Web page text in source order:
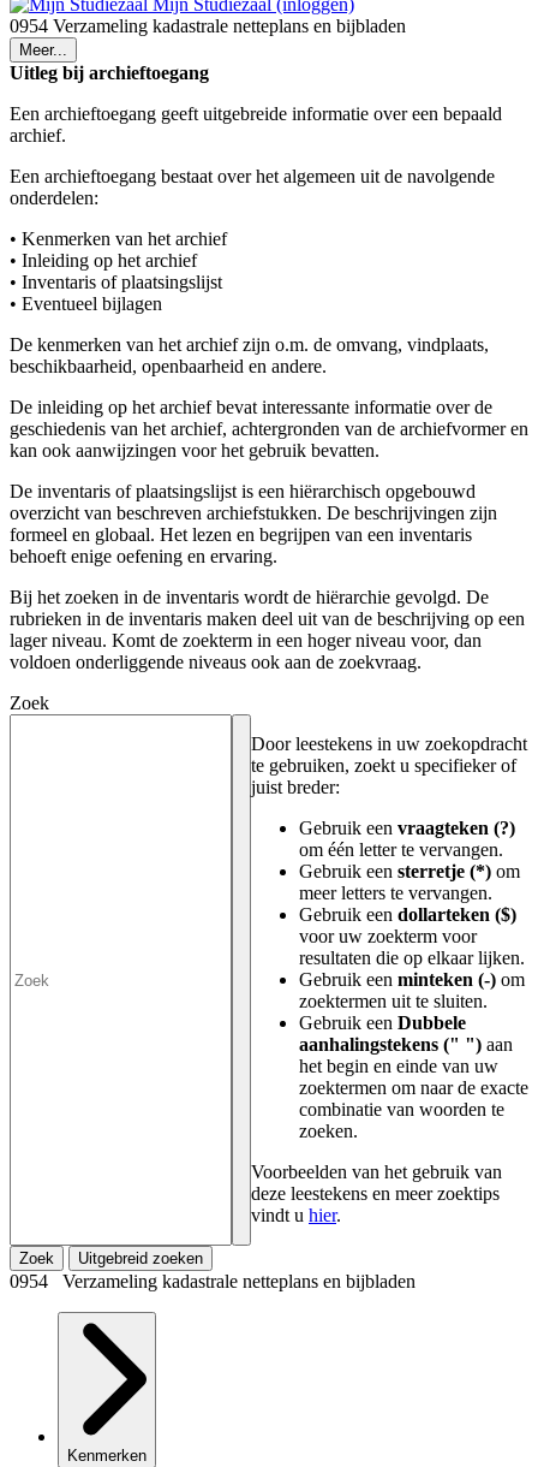
Mijn Studiezaal (inloggen)
0954 Verzameling kadastrale netteplans en bijbladen
Meer...
Uitleg bij archieftoegang
Een archieftoegang geeft uitgebreide informatie over een bepaald
archief.
Een archieftoegang bestaat over het algemeen uit de navolgende
onderdelen:
• Kenmerken van het archief
• Inleiding op het archief
• Inventaris of plaatsingslijst
• Eventueel bijlagen
De kenmerken van het archief zijn o.m. de omvang, vindplaats,
beschikbaarheid, openbaarheid en andere.
De inleiding op het archief bevat interessante informatie over de
geschiedenis van het archief, achtergronden van de archiefvormer en
kan ook aanwijzingen voor het gebruik bevatten.
De inventaris of plaatsingslijst is een hiërarchisch opgebouwd
overzicht van beschreven archiefstukken. De beschrijvingen zijn
formeel en globaal. Het lezen en begrijpen van een inventaris
behoeft enige oefening en ervaring.
Bij het zoeken in de inventaris wordt de hiërarchie gevolgd. De
rubrieken in de inventaris maken deel uit van de beschrijving op een
lager niveau. Komt de zoekterm in een hoger niveau voor, dan
voldoen onderliggende niveaus ook aan de zoekvraag.
Zoek
Door leestekens in uw zoekopdracht
te gebruiken, zoekt u specifieker of
juist breder:
Gebruik een vraagteken (?)
om één letter te vervangen.
Gebruik een sterretje (*) om
meer letters te vervangen.
Gebruik een dollarteken ($)
voor uw zoekterm voor
resultaten die op elkaar lijken.
Gebruik een minteken (-) om
zoektermen uit te sluiten.
Gebruik een Dubbele
aanhalingstekens (" ") aan
het begin en einde van uw
zoektermen om naar de exacte
combinatie van woorden te
zoeken.
Voorbeelden van het gebruik van
deze leestekens en meer zoektips
vindt u hier.
Zoek Uitgebreid zoeken
0954 Verzameling kadastrale netteplans en bijbladen
Kenmerken